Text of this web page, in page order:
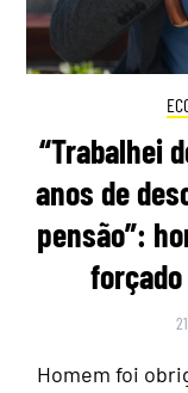
“Trabalhei
anos de
pensão”:
Homem foi